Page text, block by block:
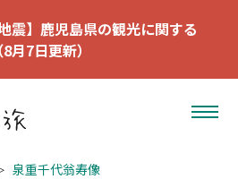
震】鹿児島県の観光に関する
月7日更新）
泉重千代翁寿像